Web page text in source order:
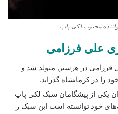
محبوب لکی پاپ
علی فرزامی
فرزامی در هرسین متولد شد و
را در کرمانشاه گذراند.
یکی از پیشگامان سبک لکی پاپ
خود توانسته است این سبک را